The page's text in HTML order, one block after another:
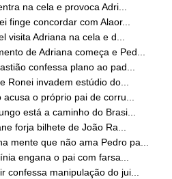
na cela e provoca Adri...
finge concordar com Alaor...
visita Adriana na cela e d...
de Adriana começa e Ped...
confessa plano ao pad...
Ronei invadem estúdio do...
o próprio pai de corru...
está a caminho do Brasi...
forja bilhete de João Ra...
mente que não ama Pedro pa...
engana o pai com farsa...
confessa manipulação do jui...